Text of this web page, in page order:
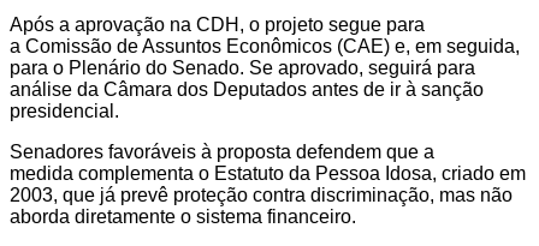
Após a aprovação na CDH, o projeto segue para
a Comissão de Assuntos Econômicos (CAE) e, em seguida,
para o Plenário do Senado. Se aprovado, seguirá para
análise da Câmara dos Deputados antes de ir à sanção
presidencial.
Senadores favoráveis à proposta defendem que a
medida complementa o Estatuto da Pessoa Idosa, criado em
2003, que já prevê proteção contra discriminação, mas não
aborda diretamente o sistema financeiro.